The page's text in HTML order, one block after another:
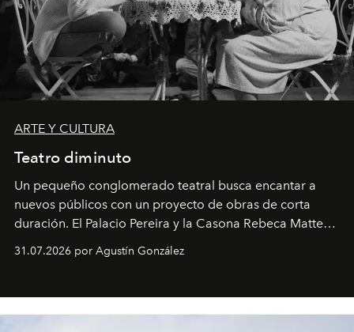
ARTE Y CULTURA
Teatro diminuto
Un pequeño conglomerado teatral busca encantar a
nuevos públicos con un proyecto de obras de corta
duración. El Palacio Pereira y la Casona Rebeca Matte
son algunos de los lugares que han albergado estas
miniobras. Sus puestas en escena son limpias; ponen el
31.07.2026 por Agustín González